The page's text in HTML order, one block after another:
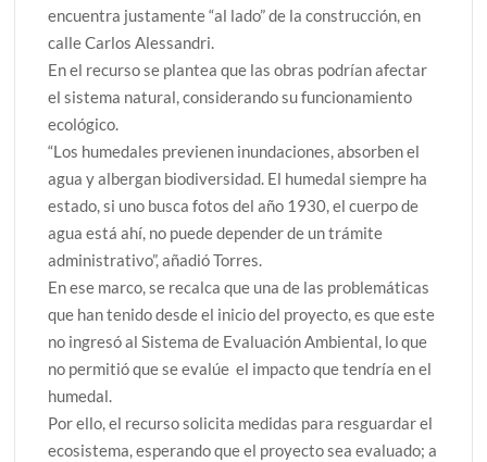
encuentra justamente “al lado” de la construcción, en
calle Carlos Alessandri.
En el recurso se plantea que las obras podrían afectar
el sistema natural, considerando su funcionamiento
ecológico.
“Los humedales previenen inundaciones, absorben el
agua y albergan biodiversidad. El humedal siempre ha
estado, si uno busca fotos del año 1930, el cuerpo de
agua está ahí, no puede depender de un trámite
administrativo”, añadió Torres.
En ese marco, se recalca que una de las problemáticas
que han tenido desde el inicio del proyecto, es que este
no ingresó al Sistema de Evaluación Ambiental, lo que
no permitió que se evalúe el impacto que tendría en el
humedal.
Por ello, el recurso solicita medidas para resguardar el
ecosistema, esperando que el proyecto sea evaluado; a